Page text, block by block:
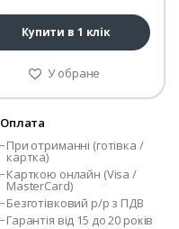
Купити в 1 клік
У обране
Оплата
При отриманні (готівка /
картка)
Карткою онлайн (Visa /
MasterCard)
Безготівковий р/р з ПДВ
Гарантія від 15 до 20 років